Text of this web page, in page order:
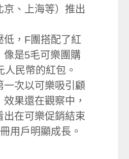
京、上海等）推出
，F團搭配了紅
像是5毛可樂團購
人民幣的紅包。
次以可樂吸引顧
果還在觀察中，
出在可樂促銷結束
用戶明顯成長。